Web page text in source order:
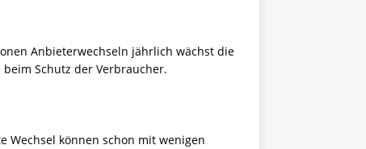
Anbieterwechseln jährlich wächst die
Schutz der Verbraucher.
Wechsel können schon mit wenigen